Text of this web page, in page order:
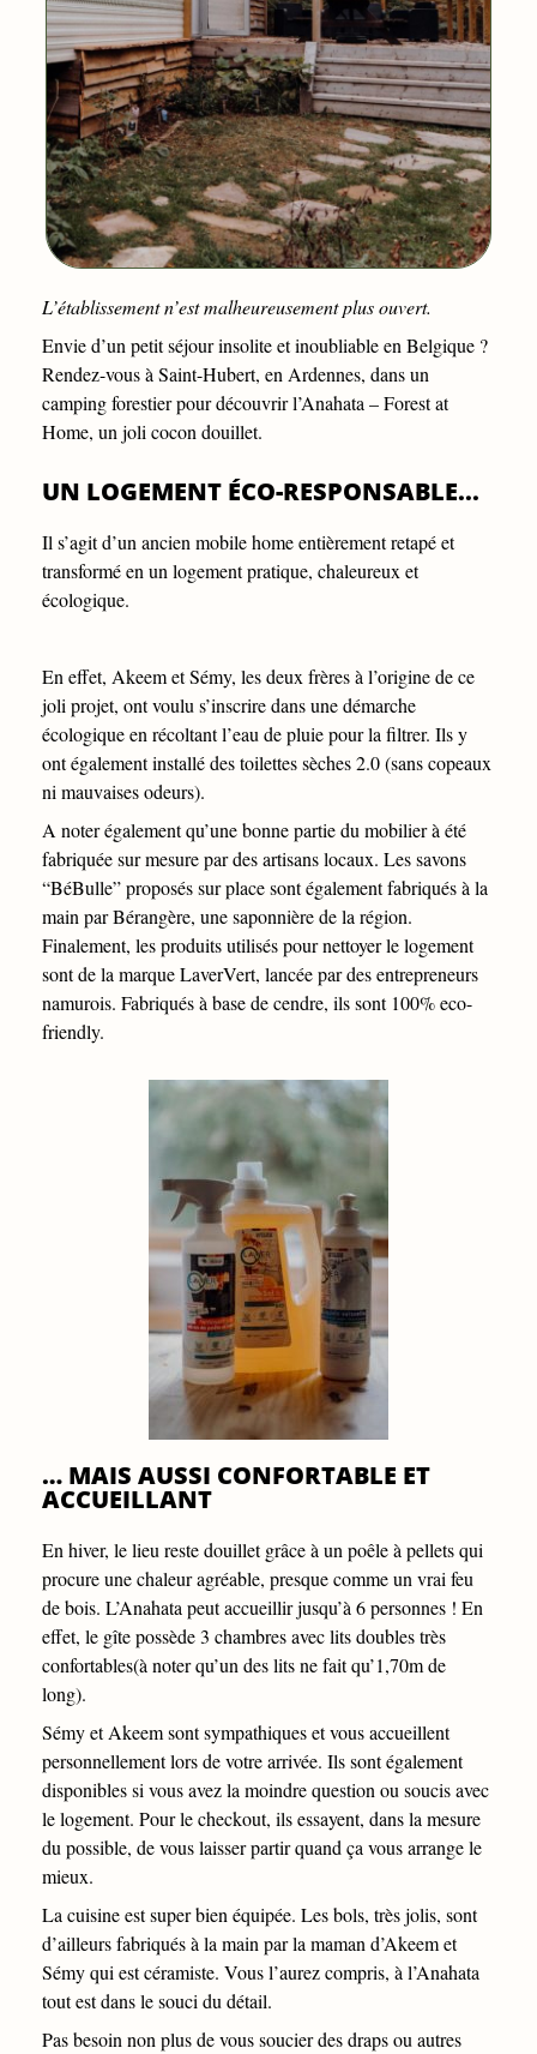
L’établissement n’est malheureusement plus ouvert.
Envie d’un petit séjour insolite et inoubliable en Belgique ?
Rendez-vous à Saint-Hubert, en Ardennes, dans un
camping forestier pour découvrir l’Anahata – Forest at
Home, un joli cocon douillet.
UN LOGEMENT ÉCO-RESPONSABLE...
Il s’agit d’un ancien mobile home entièrement retapé et
transformé en un logement pratique, chaleureux et
écologique.
En effet, Akeem et Sémy, les deux frères à l’origine de ce
joli projet, ont voulu s’inscrire dans une démarche
écologique en récoltant l’eau de pluie pour la filtrer. Ils y
ont également installé des toilettes sèches 2.0 (sans copeaux
ni mauvaises odeurs).
A noter également qu’une bonne partie du mobilier à été
fabriquée sur mesure par des artisans locaux. Les savons
“BéBulle” proposés sur place sont également fabriqués à la
main par Bérangère, une saponnière de la région.
Finalement, les produits utilisés pour nettoyer le logement
sont de la marque LaverVert, lancée par des entrepreneurs
namurois. Fabriqués à base de cendre, ils sont 100% eco-
friendly.
… MAIS AUSSI CONFORTABLE ET
ACCUEILLANT
En hiver, le lieu reste douillet grâce à un poêle à pellets qui
procure une chaleur agréable, presque comme un vrai feu
de bois. L’Anahata peut accueillir jusqu’à 6 personnes ! En
effet, le gîte possède 3 chambres avec lits doubles très
confortables(à noter qu’un des lits ne fait qu’1,70m de
long).
Sémy et Akeem sont sympathiques et vous accueillent
personnellement lors de votre arrivée. Ils sont également
disponibles si vous avez la moindre question ou soucis avec
le logement. Pour le checkout, ils essayent, dans la mesure
du possible, de vous laisser partir quand ça vous arrange le
mieux.
La cuisine est super bien équipée. Les bols, très jolis, sont
d’ailleurs fabriqués à la main par la maman d’Akeem et
Sémy qui est céramiste. Vous l’aurez compris, à l’Anahata
tout est dans le souci du détail.
Pas besoin non plus de vous soucier des draps ou autres